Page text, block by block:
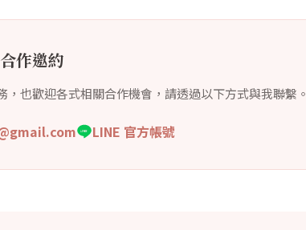
作邀約
，也歡迎各式相關合作機會，請透過以下方式與我聯繫。
LINE 官方帳號